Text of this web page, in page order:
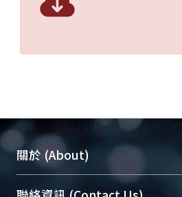
關於 (About)